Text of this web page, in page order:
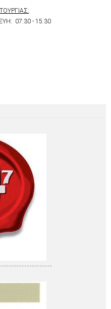
07:30 - 15:30